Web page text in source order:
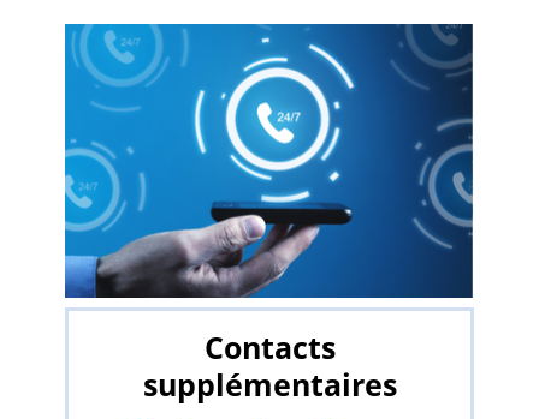
Contacts
supplémentaires